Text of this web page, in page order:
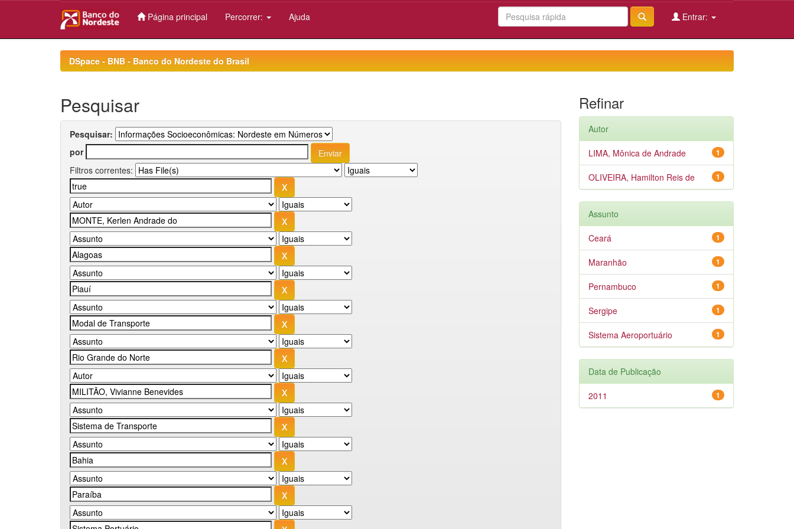
Página principal Percorrer: Ajuda Entrar:
DSpace - BNB - Banco do Nordeste do Brasil
Pesquisar
Pesquisar:
por
Filtros correntes:
Refinar
Autor
1
LIMA, Mônica de Andrade
1
OLIVEIRA, Hamilton Reis de
Assunto
1
Ceará
1
Maranhão
1
Pernambuco
1
Sergipe
1
Sistema Aeroportuário
Data de Publicação
1
2011